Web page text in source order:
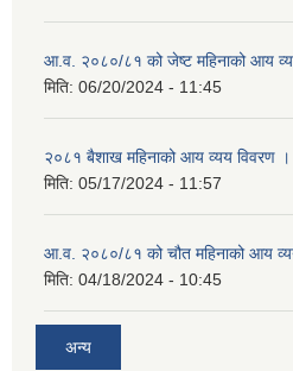
आ.व. २०८०/८१ को जेष्ट महिनाको आय
मिति: 06/20/2024 - 11:45
२०८१ बैशाख महिनाको आय व्यय विवरण ।
मिति: 05/17/2024 - 11:57
आ.व. २०८०/८१ को चौत महिनाको आय
मिति: 04/18/2024 - 10:45
अन्य